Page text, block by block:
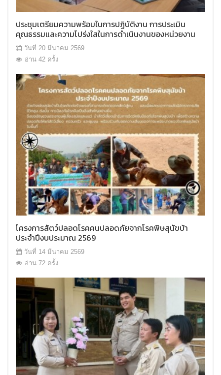
ประชุมเตรียมความพร้อมในการปฏิบัติงาน การประเมิน
คุณธรรมและความโปร่งใสในการดำเนินงานของหน่วยงาน
ภาครัฐ (ITA)
วันที่ 20 มีนาคม 2569
อ่าน 42 ครั้ง
โครงการสัตว์ปลอดโรคคนปลอดภัยจากโรคพิษสุนัขบ้า
ประจำปีงบประมาณ 2569
วันที่ 14 มีนาคม 2569
อ่าน 72 ครั้ง